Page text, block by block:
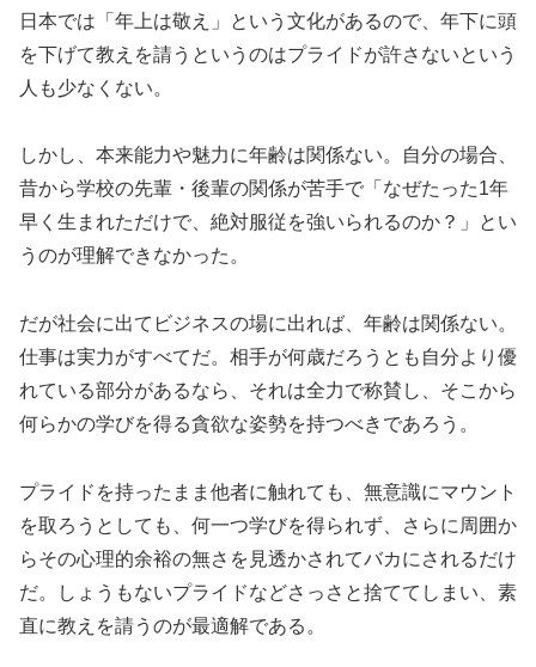
日本では「年上は敬え」という文化があるので、年下に頭
を下げて教えを請うというのはプライドが許さないという
人も少なくない。
しかし、本来能力や魅力に年齢は関係ない。自分の場合、
昔から学校の先輩・後輩の関係が苦手で「なぜたった1年
早く生まれただけで、絶対服従を強いられるのか？」とい
うのが理解できなかった。
だが社会に出てビジネスの場に出れば、年齢は関係ない。
仕事は実力がすべてだ。相手が何歳だろうとも自分より優
れている部分があるなら、それは全力で称賛し、そこから
何らかの学びを得る貪欲な姿勢を持つべきであろう。
プライドを持ったまま他者に触れても、無意識にマウント
を取ろうとしても、何一つ学びを得られず、さらに周囲か
らその心理的余裕の無さを見透かされてバカにされるだけ
だ。しょうもないプライドなどさっさと捨ててしまい、素
直に教えを請うのが最適解である。